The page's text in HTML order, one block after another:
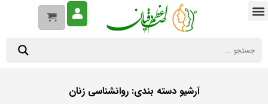
آرشیو دسته بندی:روانشناسی زنان